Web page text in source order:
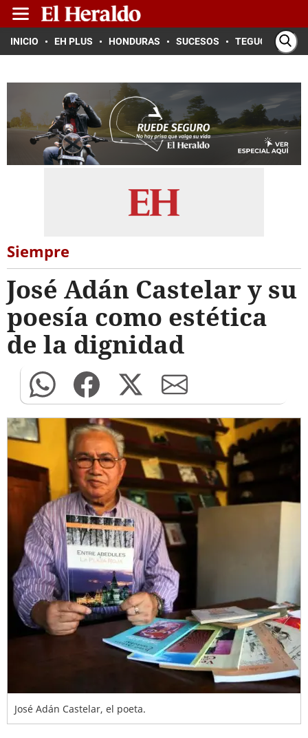
INICIO EH PLUS HONDURAS SUCESOS TEGUCIGALPA
Siempre
José Adán Castelar y su
poesía como estética
de la dignidad
José Adán Castelar, el poeta.